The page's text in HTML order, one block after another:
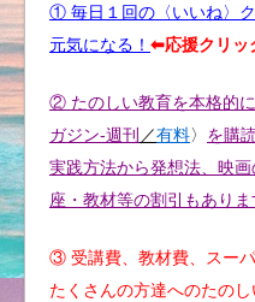
① 毎日１回の〈いいね〉
元気になる！ ⬅︎応援クリッ
② たのしい教育を本格的
ガジン-週刊 ／有料〉 を購
実践方法から発想法、映
座・教材等の割引もありま
③ 受講費、教材費、スー
たくさんの方達へのたの